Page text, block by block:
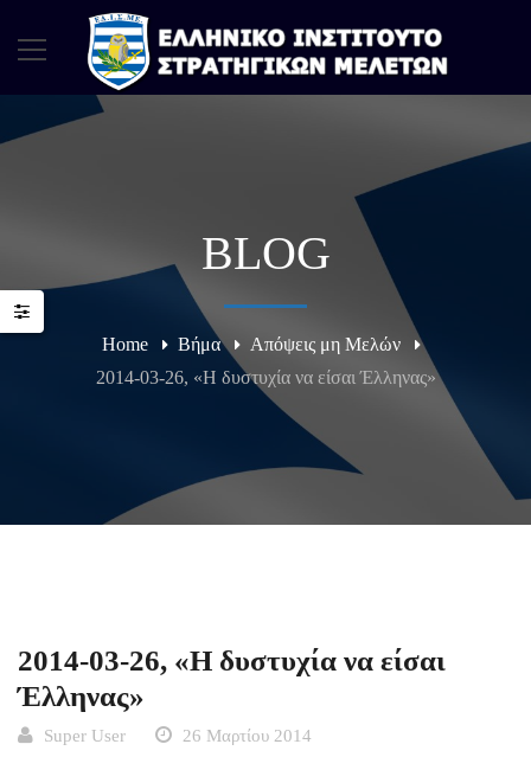
BLOG
Home Βήμα
Απόψεις μη Μελών
2014-03-26, «Η δυστυχία να είσαι Έλληνας»
2014-03-26, «Η δυστυχία να είσαι
Έλληνας»
Super User
26 Μαρτίου 2014